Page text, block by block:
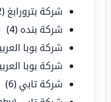
شركة بترورابغ (2)
شركة بنده (4)
شركة بوبا
شركة بوبا
شركة تابي (6)